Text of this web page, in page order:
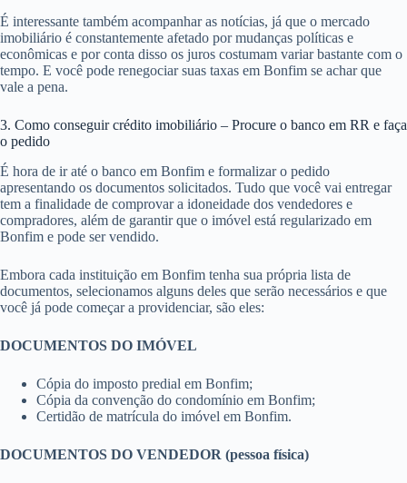
É interessante também acompanhar as notícias, já que o mercado
imobiliário é constantemente afetado por mudanças políticas e
econômicas e por conta disso os juros costumam variar bastante com o
tempo. E você pode renegociar suas taxas em Bonfim se achar que
vale a pena.
3. Como conseguir crédito imobiliário – Procure o banco em RR e faça
o pedido
É hora de ir até o banco em Bonfim e formalizar o pedido
apresentando os documentos solicitados. Tudo que você vai entregar
tem a finalidade de comprovar a idoneidade dos vendedores e
compradores, além de garantir que o imóvel está regularizado em
Bonfim e pode ser vendido.
Embora cada instituição em Bonfim tenha sua própria lista de
documentos, selecionamos alguns deles que serão necessários e que
você já pode começar a providenciar, são eles:
DOCUMENTOS DO IMÓVEL
Cópia do imposto predial em Bonfim;
Cópia da convenção do condomínio em Bonfim;
Certidão de matrícula do imóvel em Bonfim.
DOCUMENTOS DO VENDEDOR (pessoa física)